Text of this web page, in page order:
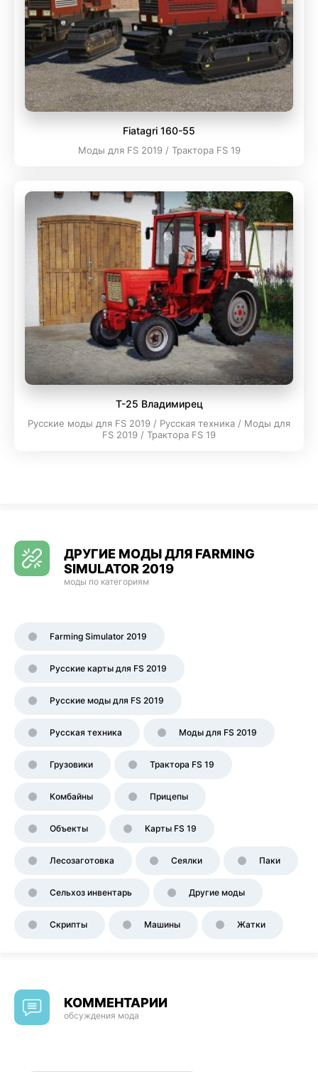
Fiatagri 160-55
Моды для FS 2019 / Трактора FS 19
T-25 Владимирец
Русские моды для FS 2019 / Русская техника / Моды для
FS 2019 / Трактора FS 19
ДРУГИЕ МОДЫ ДЛЯ FARMING
SIMULATOR 2019
моды по категориям
Farming Simulator 2019
Русские карты для FS 2019
Русские моды для FS 2019
Русская техника Моды для FS 2019
Грузовики Трактора FS 19
Комбайны Прицепы
Объекты Карты FS 19
Лесозаготовка Сеялки Паки
Сельхоз инвентарь Другие моды
Скрипты Машины Жатки
КОММЕНТАРИИ
обсуждения мода